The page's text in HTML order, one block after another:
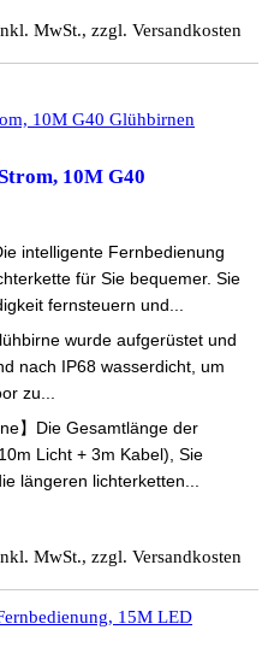
MwSt., zzgl. Versandkosten
10M G40
intelligente Fernbedienung
für Sie bequemer. Sie
fernsteuern und...
wurde aufgerüstet und
nach IP68 wasserdicht, um
zu...
】Die Gesamtlänge der
Licht + 3m Kabel), Sie
längeren lichterketten...
MwSt., zzgl. Versandkosten